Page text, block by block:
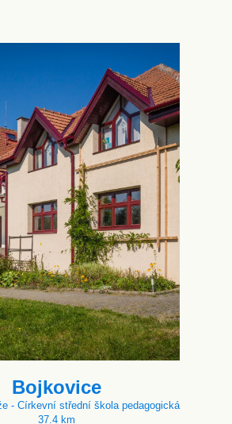
Bojkovice
- Církevní střední škola pedagogická
37.4 km